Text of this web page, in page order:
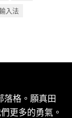
入法
格。願真田
更多的勇氣。